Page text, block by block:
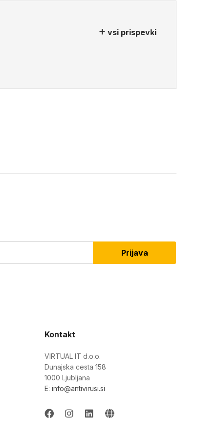
vsi prispevki
Prijava
Kontakt
VIRTUAL IT d.o.o.
Dunajska cesta 158
1000 Ljubljana
E: info@antivirusi.si